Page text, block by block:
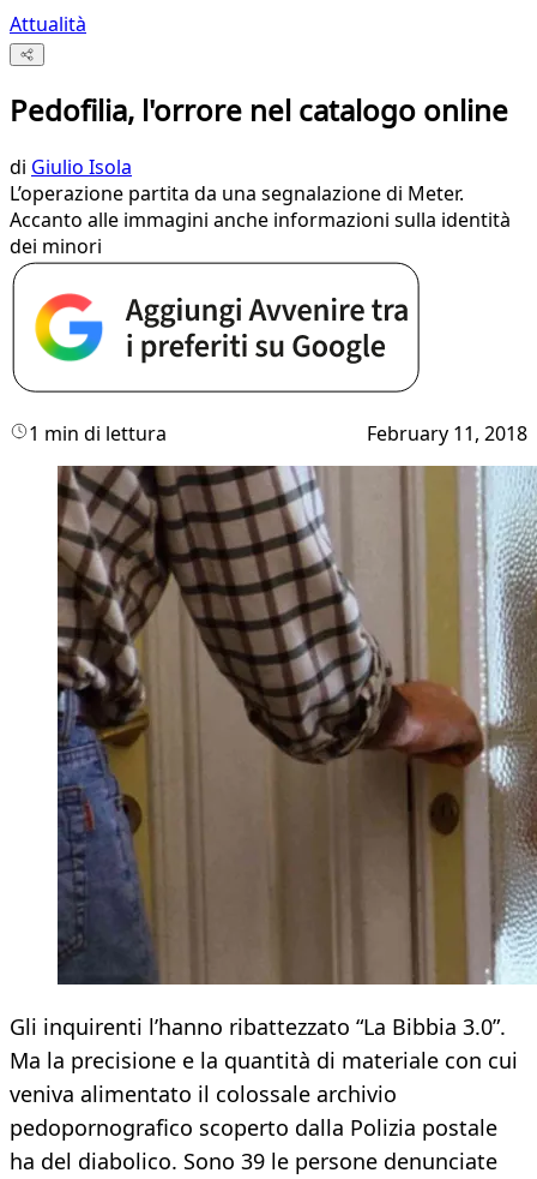
Attualità
Pedofilia, l'orrore nel catalogo online
di Giulio Isola
L’operazione partita da una segnalazione di Meter.
Accanto alle immagini anche informazioni sulla identità
dei minori
1 min di lettura February 11, 2018
Gli inquirenti l’hanno ribattezzato “La Bibbia 3.0”.
Ma la precisione e la quantità di materiale con cui
veniva alimentato il colossale archivio
pedopornografico scoperto dalla Polizia postale
ha del diabolico. Sono 39 le persone denunciate